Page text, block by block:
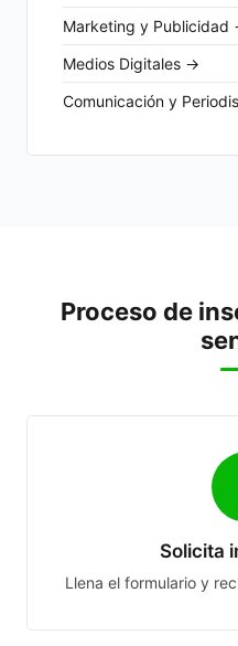
Marketing y Publicidad
Medios Digitales →
Comunicación y
Proceso de
Solicita
Llena el formulario y